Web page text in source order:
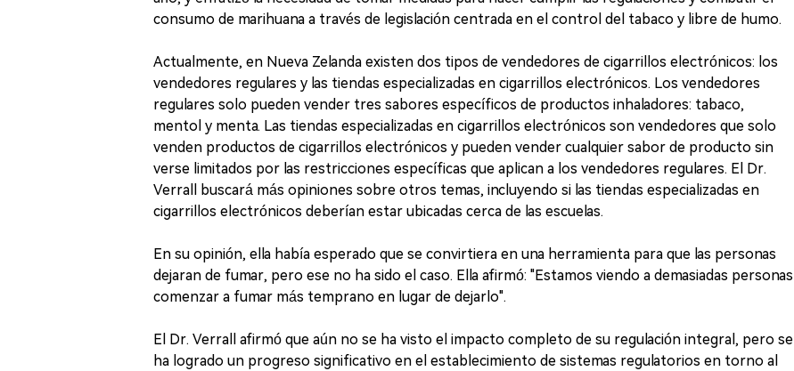
consumo de marihuana a través de legislación centrada en el control del tabaco y libre de humo.
Actualmente, en Nueva Zelanda existen dos tipos de vendedores de cigarrillos electrónicos: los
vendedores regulares y las tiendas especializadas en cigarrillos electrónicos. Los vendedores
regulares solo pueden vender tres sabores específicos de productos inhaladores: tabaco,
mentol y menta. Las tiendas especializadas en cigarrillos electrónicos son vendedores que solo
venden productos de cigarrillos electrónicos y pueden vender cualquier sabor de producto sin
verse limitados por las restricciones específicas que aplican a los vendedores regulares. El Dr.
Verrall buscará más opiniones sobre otros temas, incluyendo si las tiendas especializadas en
cigarrillos electrónicos deberían estar ubicadas cerca de las escuelas.
En su opinión, ella había esperado que se convirtiera en una herramienta para que las personas
dejaran de fumar, pero ese no ha sido el caso. Ella afirmó: "Estamos viendo a demasiadas personas
comenzar a fumar más temprano en lugar de dejarlo".
El Dr. Verrall afirmó que aún no se ha visto el impacto completo de su regulación integral, pero se
ha logrado un progreso significativo en el establecimiento de sistemas regulatorios en torno al